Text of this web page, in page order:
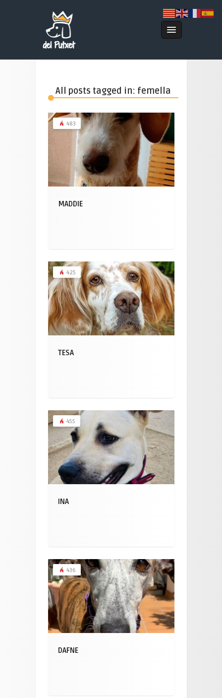
All posts tagged in: femella
483
MADDIE
425
TESA
455
INA
436
DAFNE